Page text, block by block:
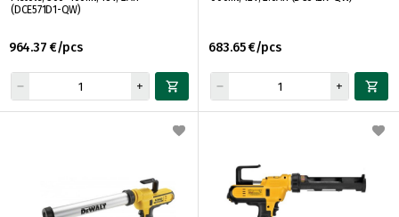
(DCE571D1-QW)
964.37 €/pcs 683.65 €/pcs